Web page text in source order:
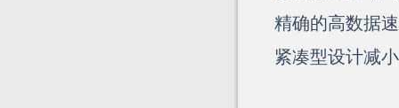
精确的高数据
紧凑型设计减